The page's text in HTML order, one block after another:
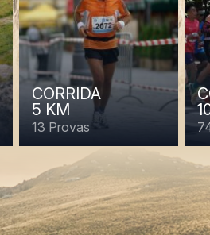
CORRIDA
5 KM
13 Provas